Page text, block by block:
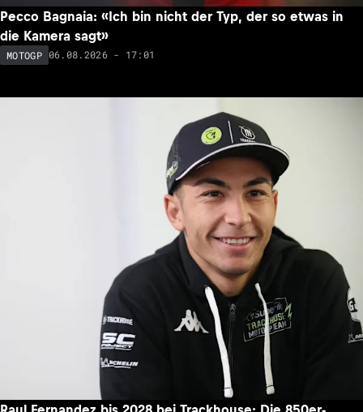
Pecco Bagnaia: «Ich bin nicht der Typ, der so etwas in
die Kamera sagt»
MOTOGP 06.08.2026 - 17:01